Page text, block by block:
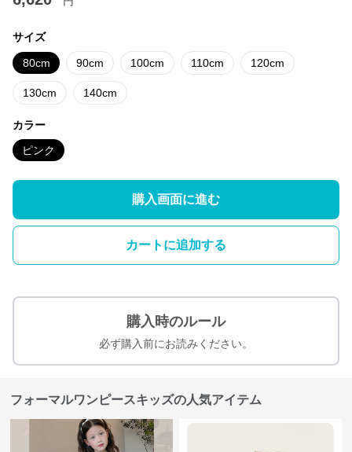
サイズ
80cm 90cm 100cm 110cm 120cm
130cm 140cm
カラー
ピンク
購入画面に進む
カートに追加する
購入時のルール
必ず購入前にお読みください。
フォーマルワンピースキッズの人気アイテム